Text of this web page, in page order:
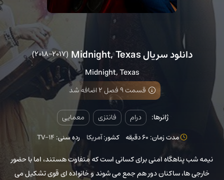
دانلود سریال Midnight, Texas (2017–2018)
Midnight, Texas
قسمت 9 فصل 2 اضافه شد
ژانرها: درام فانتزی معمایی
مدت زمان: 60 دقیقه کشور:آمریکا رده سنی: TV-14
نیمه شب پناهگاه امنی برای کسانی است که متفاوت هستند، اما با حضور
خارجی ها، ساکنان دور هم جمع می شوند و خانواده ای قوی تشکیل می